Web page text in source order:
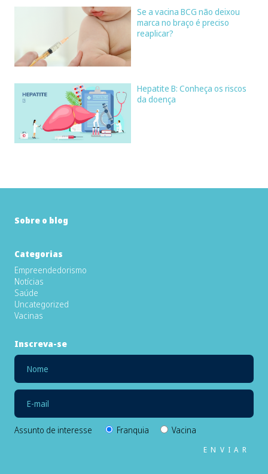
Se a vacina BCG não deixou
marca no braço é preciso
reaplicar?
Hepatite B: Conheça os riscos
da doença
Sobre o blog
Categorias
Empreendedorismo
Notícias
Saúde
Uncategorized
Vacinas
Inscreva-se
Assunto de interesse Franquia Vacina